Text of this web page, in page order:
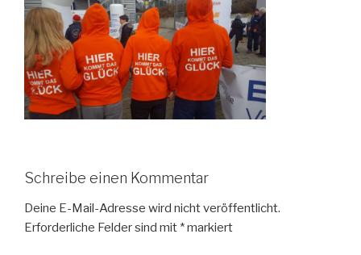
Schreibe einen Kommentar
Deine E-Mail-Adresse wird nicht veröffentlicht.
Erforderliche Felder sind mit *markiert